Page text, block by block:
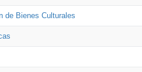
de Bienes Culturales